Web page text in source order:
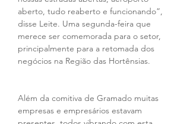
aberto, tudo reaberto e funcionando”,
disse Leite. Uma segunda-feira que
merece ser comemorada para o setor,
principalmente para a retomada dos
negócios na Região das Hortênsias.
Além da comitiva de Gramado muitas
empresas e empresários estavam